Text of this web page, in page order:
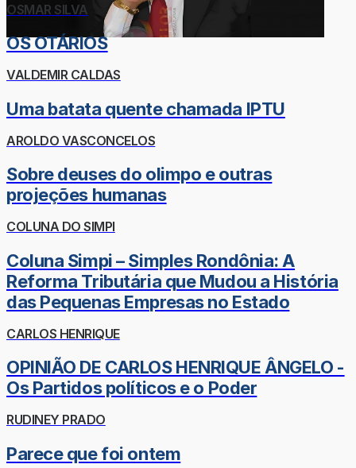
OSMAR SILVA
OS OTÁRIOS
VALDEMIR CALDAS
Uma batata quente chamada IPTU
AROLDO VASCONCELOS
Sobre deuses do olimpo e outras
projeções humanas
COLUNA DO SIMPI
Coluna Simpi – Simples Rondônia: A
Reforma Tributária que Mudou a História
das Pequenas Empresas no Estado
CARLOS HENRIQUE
OPINIÃO DE CARLOS HENRIQUE ÂNGELO -
Os Partidos políticos e o Poder
RUDINEY PRADO
Parece que foi ontem